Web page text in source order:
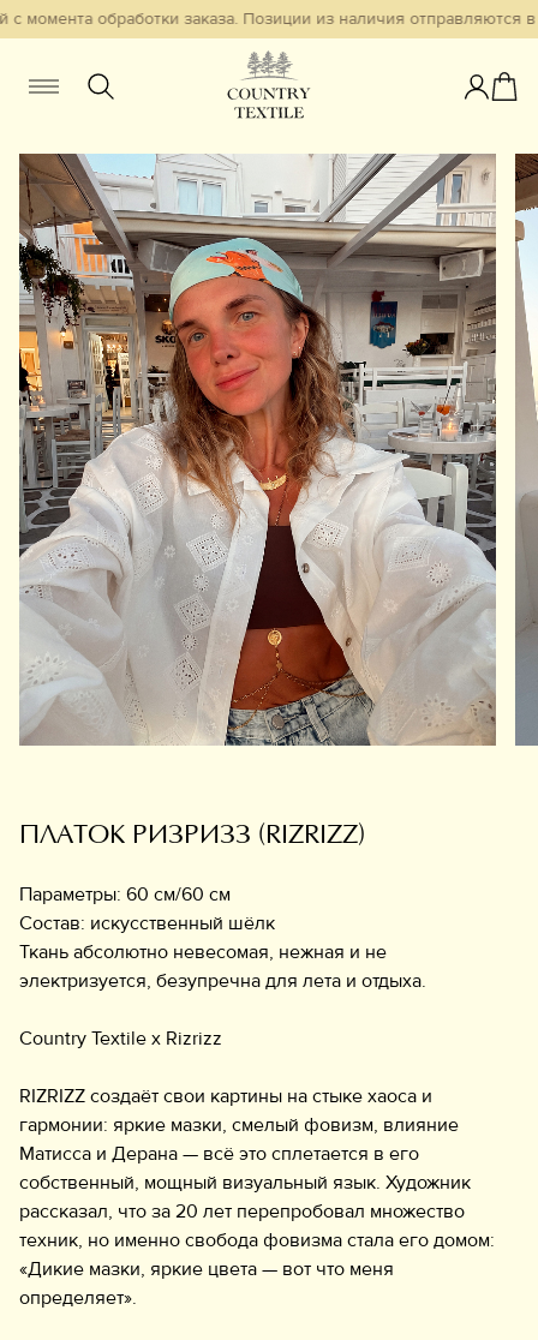
обработки заказа. Позиции из наличия отправляются в
ЖенщинамМужчинамДетям
Смотреть всё Избранное
Новинки
В наличии
Бестселлеры
Одежда
Обувь
Аксессуары
Украшения
Информация
ПЛАТОК РИЗРИЗЗ (RIZRIZZ)
Параметры: 60 см/60 см
Состав: искусственный шёлк
Ткань абсолютно невесомая, нежная и не
электризуется, безупречна для лета и отдыха.
Country Textile x Rizrizz
RIZRIZZ создаёт свои картины на стыке хаоса и
гармонии: яркие мазки, смелый фовизм, влияние
Матисса и Дерана — всё это сплетается в его
собственный, мощный визуальный язык. Художник
рассказал, что за 20 лет перепробовал множество
техник, но именно свобода фовизма стала его домом:
«Дикие мазки, яркие цвета — вот что меня
определяет».